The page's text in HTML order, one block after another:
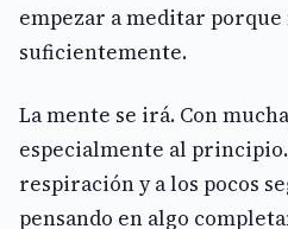
empezar a meditar
suficientemente.
La mente se irá. Con
especialmente al
respiración y a los pocos
pensando en algo